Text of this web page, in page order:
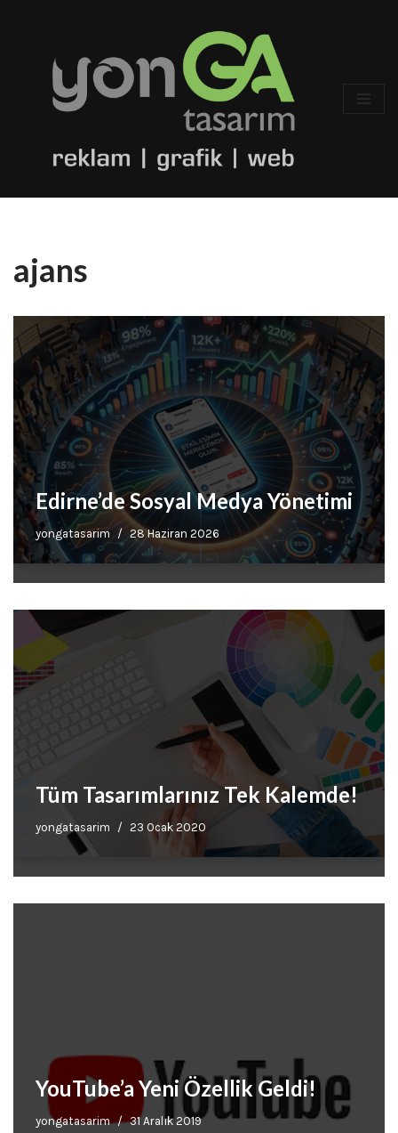
ajans
Edirne’de Sosyal Medya Yönetimi
yongatasarim 28 Haziran 2026
Tüm Tasarımlarınız Tek Kalemde!
yongatasarim 23 Ocak 2020
YouTube’a Yeni Özellik Geldi!
yongatasarim 31 Aralık 2019